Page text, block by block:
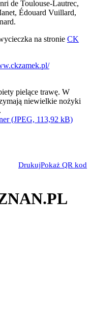
de Toulouse-Lautrec,
Édouard Vuillard,
na stronie CK
(JPEG, 113,92 kB)
DrukujPokaż QR kod